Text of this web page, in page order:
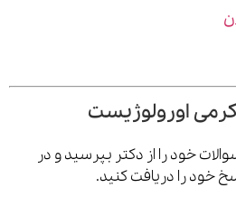
اورولوژیست
را از دکتر بپرسید و در
دریافت کنید.